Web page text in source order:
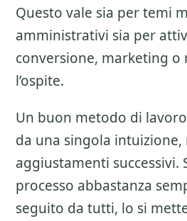
Questo vale sia per temi
amministrativi sia per
conversione, marketing o
l’ospite.
Un buon metodo di
da una singola intuizione,
aggiustamenti successivi.
processo abbastanza
seguito da tutti, lo si